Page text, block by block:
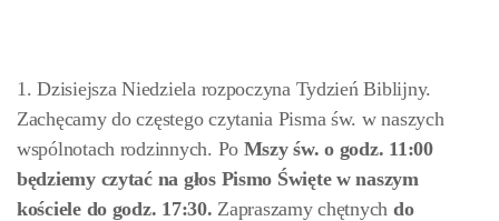
1. Dzisiejsza Niedziela rozpoczyna Tydzień Biblijny.
Zachęcamy do częstego czytania Pisma św. w naszych
wspólnotach rodzinnych. Po Mszy św. o godz. 11:00
będziemy czytać na głos Pismo Święte w naszym
kościele do godz. 17:30. Zapraszamy chętnych do